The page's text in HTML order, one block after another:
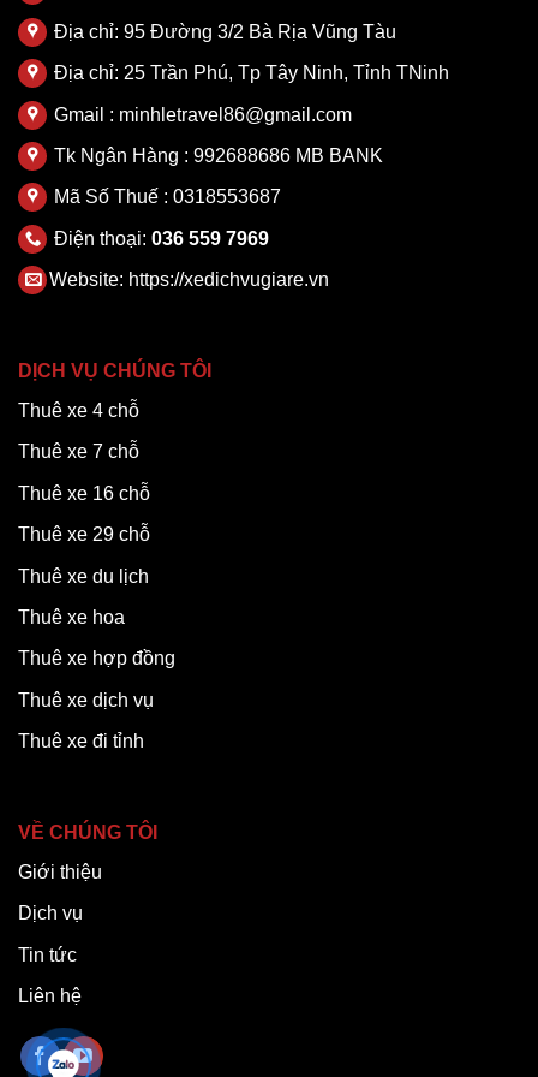
Địa chỉ: 95 Đường 3/2 Bà Rịa Vũng Tàu
Địa chỉ: 25 Trần Phú, Tp Tây Ninh, Tỉnh TNinh
Gmail : minhletravel86@gmail.com
Tk Ngân Hàng : 992688686 MB BANK
Mã Số Thuế : 0318553687
Điện thoại: 036 559 7969
Website: https://xedichvugiare.vn
DỊCH VỤ CHÚNG TÔI
Thuê xe 4 chỗ
Thuê xe 7 chỗ
Thuê xe 16 chỗ
Thuê xe 29 chỗ
Thuê xe du lịch
Thuê xe hoa
Thuê xe hợp đồng
Thuê xe dịch vụ
Thuê xe đi tỉnh
VỀ CHÚNG TÔI
Giới thiệu
Dịch vụ
Tin tức
Liên hệ